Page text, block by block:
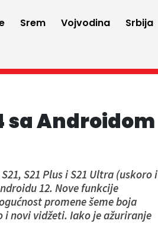
Srem Vojvodina Srbija
sa Androidom
S21 Plus i S21 Ultra (uskoro i
12. Nove funkcije
promene šeme boja
i novi vidžeti. Iako je ažuriranje